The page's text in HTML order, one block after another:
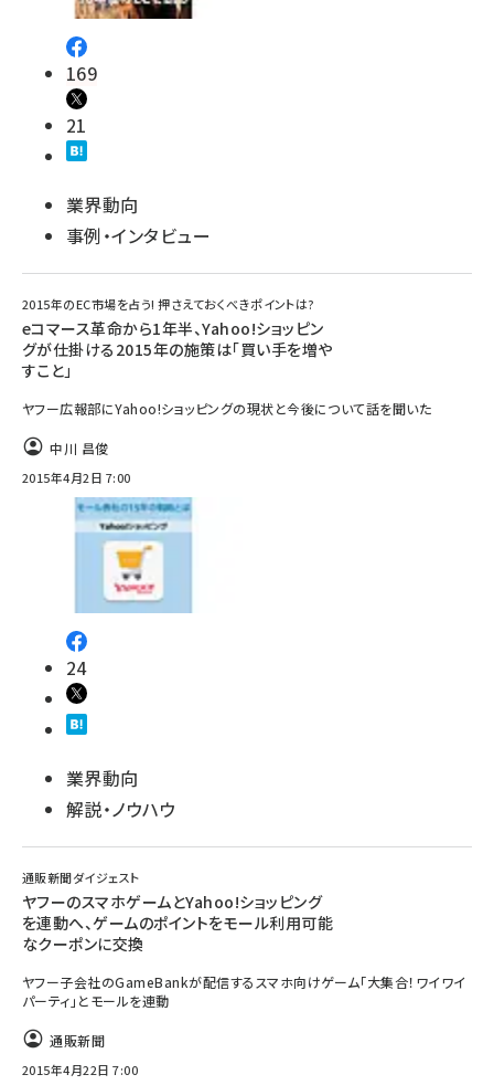
169
21
業界動向
事例・インタビュー
2015年のEC市場を占う! 押さえておくべきポイントは?
eコマース革命から1年半、Yahoo!ショッピン
グが仕掛ける2015年の施策は「買い手を増や
すこと」
ヤフー広報部にYahoo!ショッピングの現状と今後について話を聞いた
中川 昌俊
2015年4月2日 7:00
24
業界動向
解説・ノウハウ
通販新聞ダイジェスト
ヤフーのスマホゲームとYahoo!ショッピング
を連動へ、ゲームのポイントをモール利用可能
なクーポンに交換
ヤフー子会社のGameBankが配信するスマホ向けゲーム「大集合！ワイワイ
パーティ」とモールを連動
通販新聞
2015年4月22日 7:00